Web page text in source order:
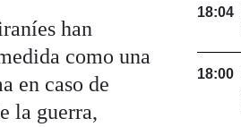
han
como una
en caso de
la guerra,
18:04
18:00